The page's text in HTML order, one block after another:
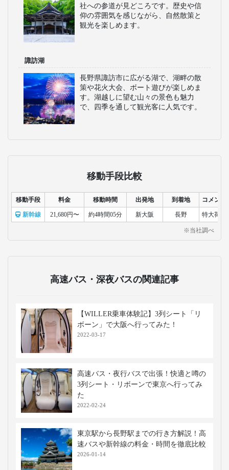
社への参道が見どころです。歴史や信
仰の雰囲気を感じながら、自然散策と
観光を楽しめます。
諏訪湖
長野県諏訪市に広がる湖で、湖畔の散
策や花火大会、ボート遊びが楽しめま
す。湖越しに望む山々の景色も魅力
で、四季を通して観光客に人気です。
移動手段比較
移動手段 料金 移動時間 出発地 到着地 コメント
新幹線 21,680円〜 約4時間05分 新大阪 長野 特大荷物
※当社調べ
高速バス・深夜バスの関連記事
【WILLER乗車体験記】3列シート「リ
ボーン」で大阪へ行ってみた！
2022-03-17
高速バス・夜行バスで出張！快適と噂の
3列シート・リボーンで東京へ行ってみ
た
2022-02-24
東京駅から長野駅までの行き方解説！高
速バスや新幹線の料金・時間を徹底比較
2026-01-14